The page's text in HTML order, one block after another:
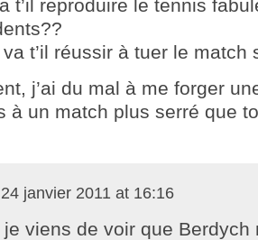
t’il reproduire le tennis
t’il réussir à tuer le match
j’ai du mal à me forger
à un match plus serré que
24 janvier 2011 at 16:16
viens de voir que Berdych